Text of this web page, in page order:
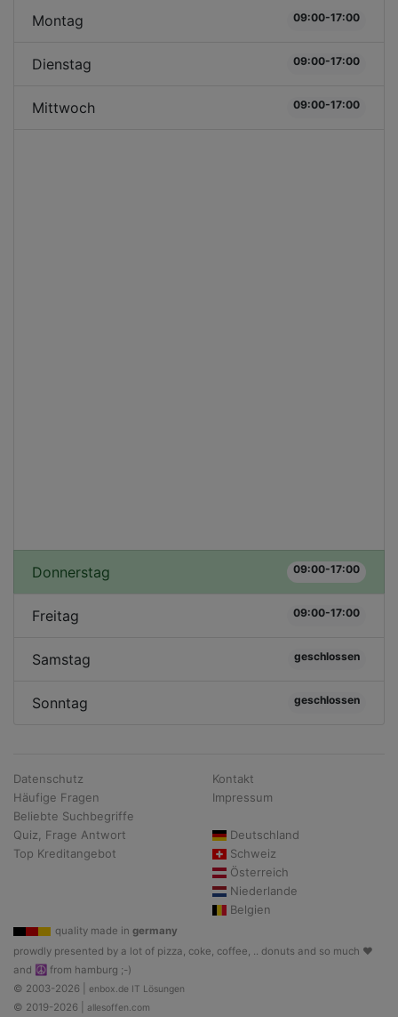
Montag 09:00-17:00
Dienstag 09:00-17:00
Mittwoch 09:00-17:00
Donnerstag 09:00-17:00
Freitag 09:00-17:00
Samstag geschlossen
Sonntag geschlossen
Datenschutz
Häufige Fragen
Beliebte Suchbegriffe
Quiz, Frage Antwort
Top Kreditangebot
Kontakt
Impressum
Deutschland
Schweiz
Österreich
Niederlande
Belgien
quality made in germany
prowdly presented by a lot of pizza, coke, coffee, .. donuts and so much ♥
and ☮ from hamburg ;-)
© 2003-2026 | enbox.de IT Lösungen
© 2019-2026 | allesoffen.com